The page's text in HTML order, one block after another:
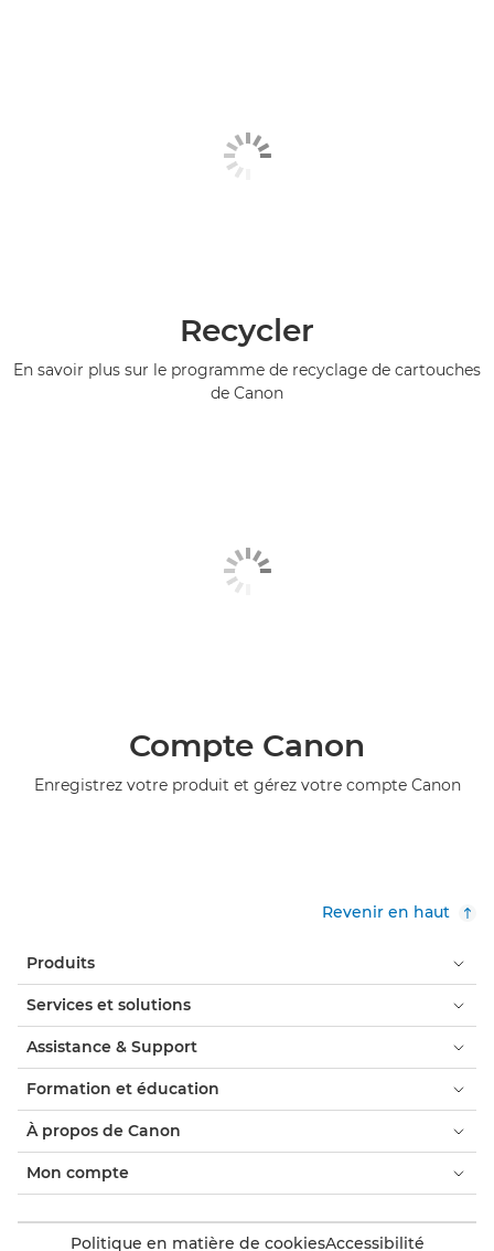
Recycler
En savoir plus sur le programme de recyclage de cartouches
de Canon
Compte Canon
Enregistrez votre produit et gérez votre compte Canon
Revenir en haut
Produits
Services et solutions
Assistance & Support
Formation et éducation
À propos de Canon
Mon compte
Politique en matière de cookiesAccessibilité